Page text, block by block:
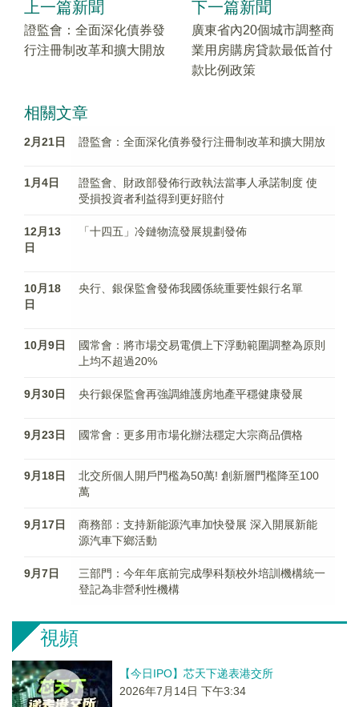
上一篇新聞
證監會：全面深化債券發
行注冊制改革和擴大開放
下一篇新聞
廣東省內20個城市調整商
業用房購房貸款最低首付
款比例政策
相關文章
2月21日 證監會：全面深化債券發行注冊制改革和擴大開放
1月4日
證監會、財政部發佈行政執法當事人承諾制度 使
受損投資者利益得到更好賠付
12月13
日
「十四五」冷鏈物流發展規劃發佈
10月18
日
央行、銀保監會發佈我國係統重要性銀行名單
10月9日
國常會：將市場交易電價上下浮動範圍調整為原則
上均不超過20%
9月30日 央行銀保監會再強調維護房地產平穩健康發展
9月23日 國常會：更多用市場化辦法穩定大宗商品價格
9月18日
北交所個人開戶門檻為50萬! 創新層門檻降至100
萬
9月17日
商務部：支持新能源汽車加快發展 深入開展新能
源汽車下鄉活動
9月7日
三部門：今年年底前完成學科類校外培訓機構統一
登記為非營利性機構
視頻
【今日IPO】芯天下递表港交所
2026年7月14日 下午3:34